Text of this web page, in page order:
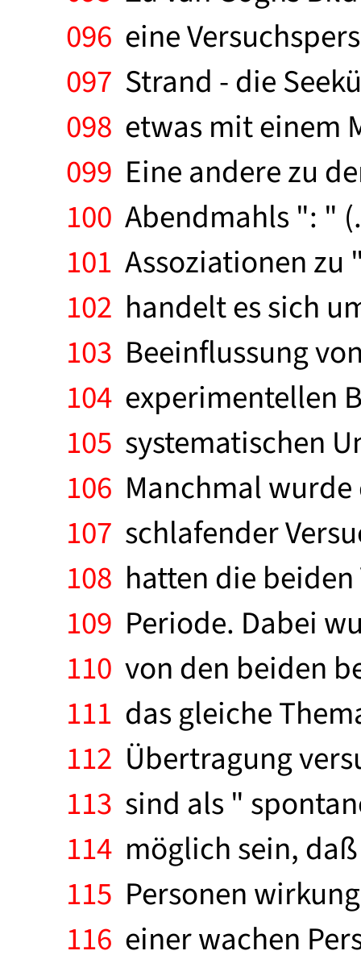
096 eine
097 Strand - die
098 etwas mit einem
099 Eine andere zu
100 Abendmahls ": "
101 Assoziationen
102 handelt es sich
103 Beeinflussung
104 experimentellen
105 systematischen
106 Manchmal
107 schlafender
108 hatten die
109 Periode. Dabei
110 von den beiden
111 das gleiche
112 Übertragung
113 sind als "
114 möglich sein,
115 Personen
116 einer wachen